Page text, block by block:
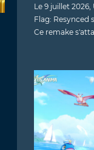
Le 9 juillet
Flag: Resynced
Ce remake